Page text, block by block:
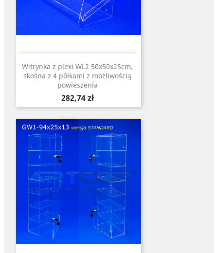
Witrynka z plexi WL2 50x50x25cm,
skośna z 4 półkami z możliwością
powieszenia
Cena
282,74 zł